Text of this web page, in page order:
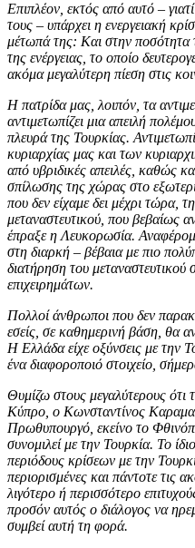
Επιπλέον, εκτός από αυτό –
τους – υπάρχει η ενεργειακή
μέτωπά της: Και στην ποσότητα
της ενέργειας, το οποίο
ακόμα μεγαλύτερη πίεση στις
Η πατρίδα μας, λοιπόν, τα
αντιμετωπίζει μια απειλή
πλευρά της Τουρκίας.
κυριαρχίας μας και των
από υβριδικές απειλές, καθώς
σπίλωσης της χώρας στο
που δεν είχαμε δει μέχρι τώρα,
μεταναστευτικού, που βεβαίως
έπραξε η Λευκορωσία.
στη διαρκή – βέβαια με πιο
διατήρηση του μεταναστευτικού
επιχειρημάτων.
Πολλοί άνθρωποι που δεν
εσείς, σε καθημερινή βάση, θα
Η Ελλάδα είχε οξύνσεις με την
ένα διαφοροποιό στοιχείο,
Θυμίζω στους μεγαλύτερους ότι
Κύπρο, ο Κωνσταντίνος
Πρωθυπουργό, εκείνο το
συνομιλεί με την Τουρκία. Το
περιόδους κρίσεων με την
περιορισμένες και πάντοτε τις
λιγότερο ή περισσότερο
προσόν αυτός ο διάλογος να
συμβεί αυτή τη φορά.